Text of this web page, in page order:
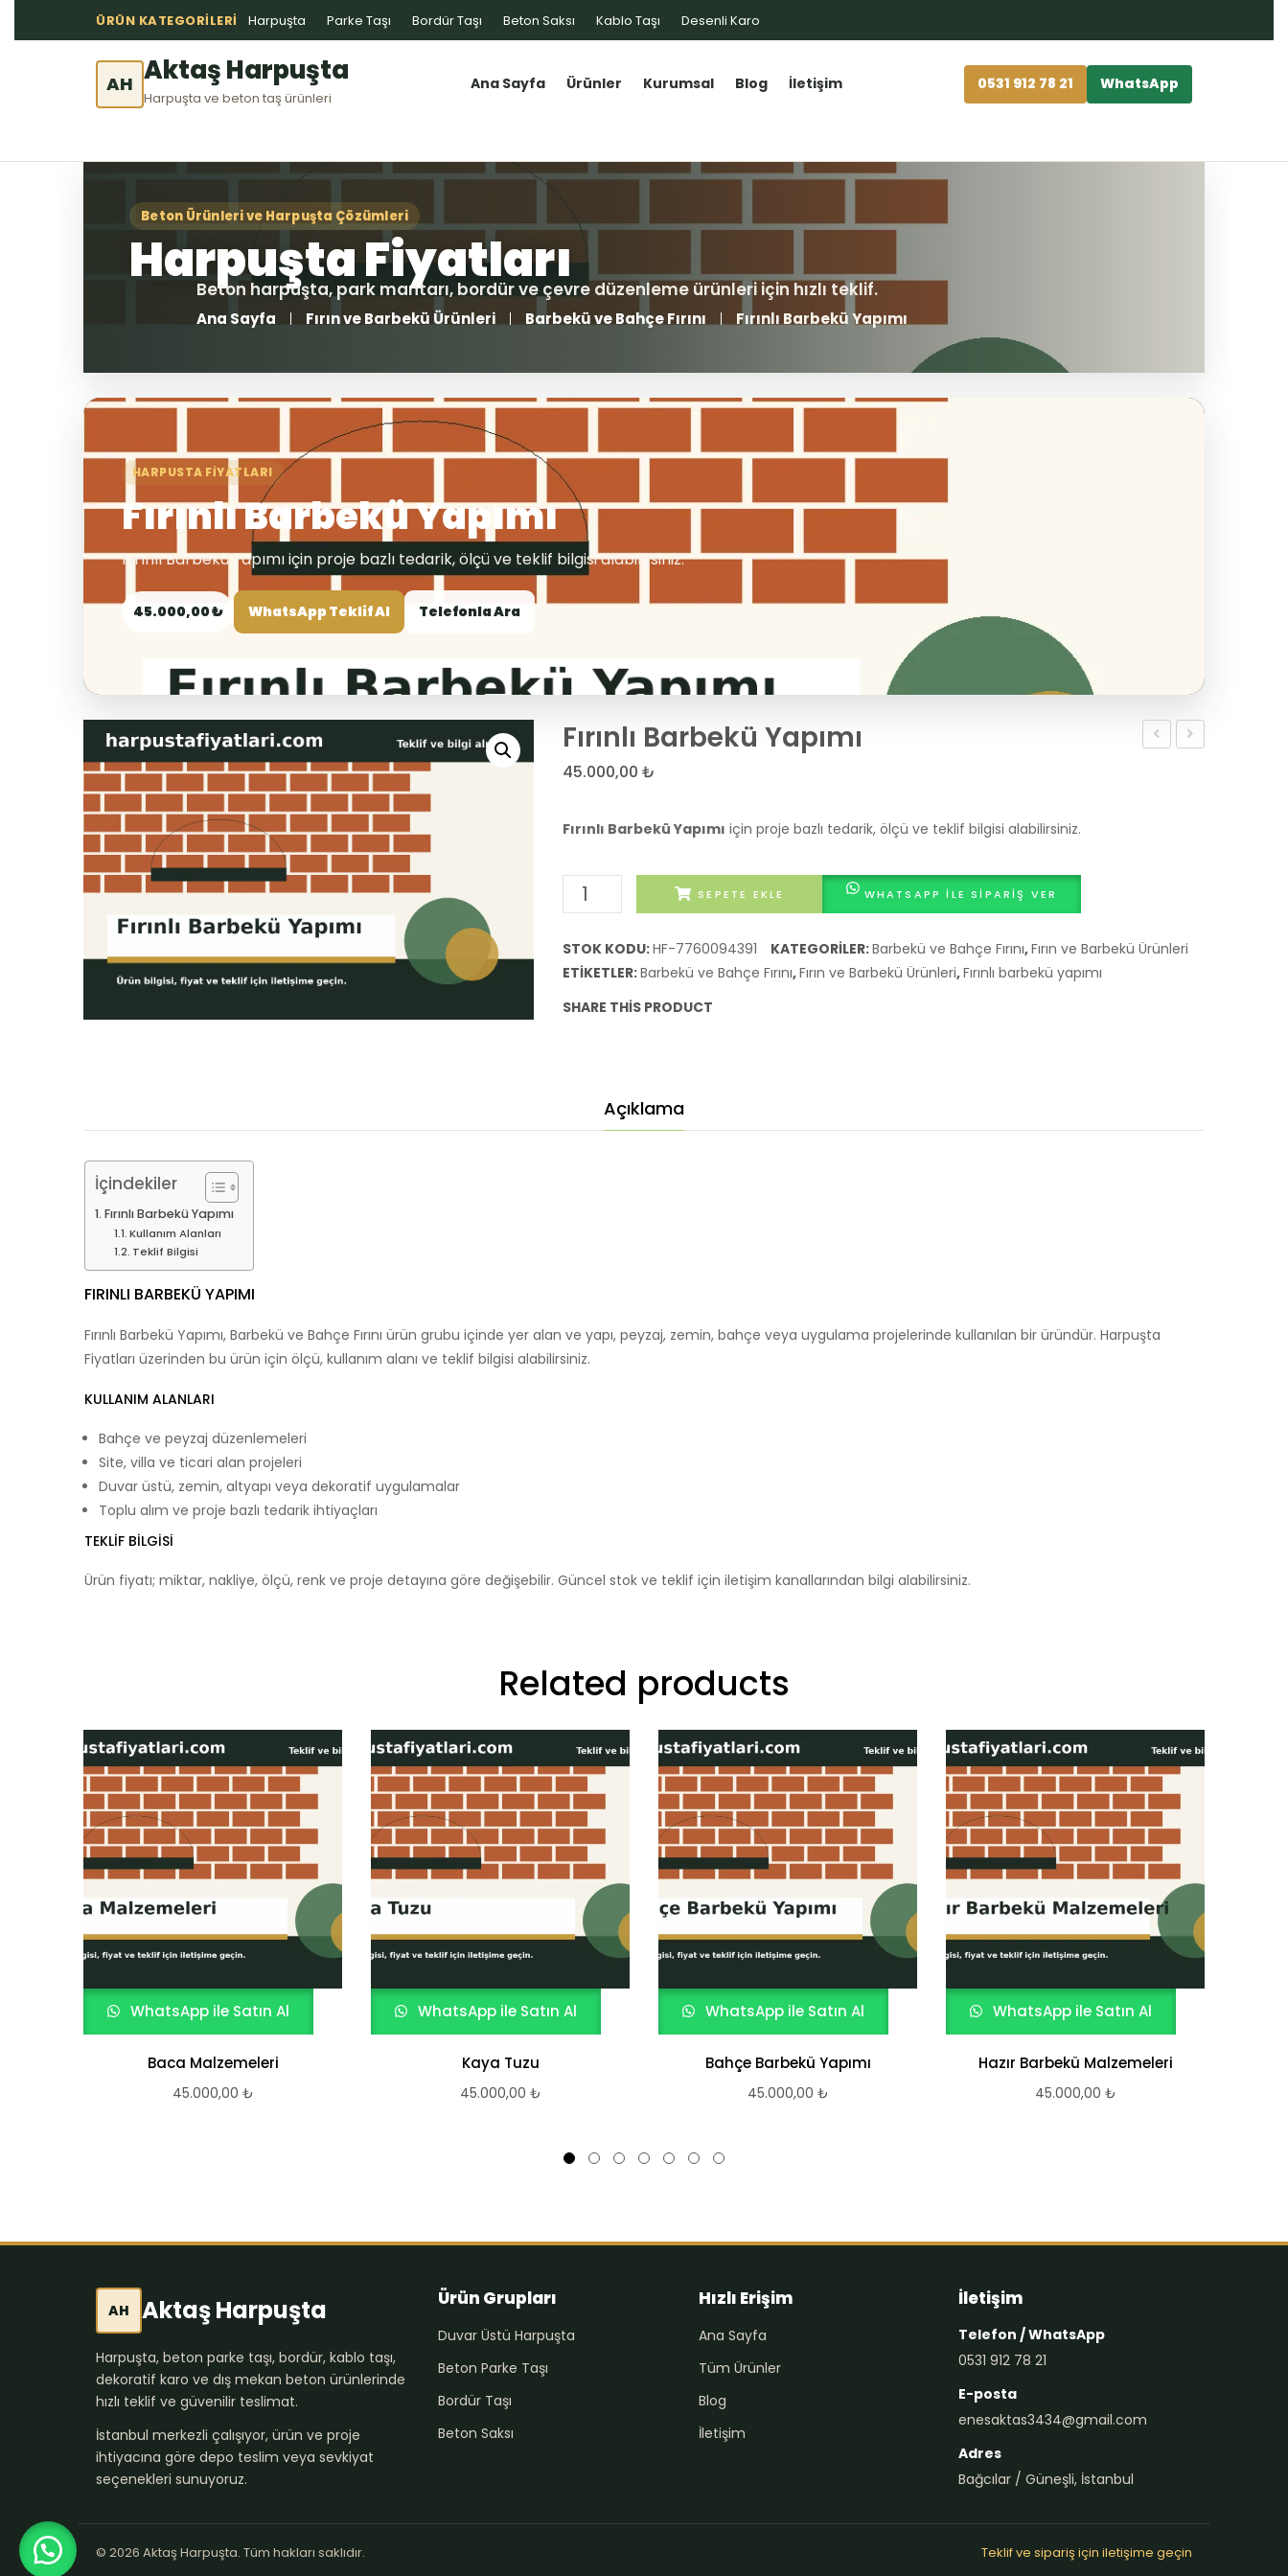
ÜRÜN KATEGORILERI Harpuşta Parke Taşı Bordür Taşı Beton Saksı Kablo Taşı Desenli Karo
AH Aktaş Harpuşta
Harpuşta ve beton taş ürünleri
Ana Sayfa Ürünler Kurumsal Blog İletişim 0531 912 78 21 WhatsApp
Ana Sayfa Fırın ve Barbekü Ürünleri Barbekü ve Bahçe Fırını Fırınlı Barbekü Yapımı
HARPUSTA FIYATLARI
Fırınlı Barbekü Yapımı
Fırınlı Barbekü Yapımı için proje bazlı tedarik, ölçü ve teklif bilgisi alabilirsiniz.
45.000,00 ₺ WhatsApp Teklif Al Telefonla Ara
Fırınlı Barbekü Yapımı
45.000,00 ₺
Fırınlı Barbekü Yapımı için proje bazlı tedarik, ölçü ve teklif bilgisi alabilirsiniz.
Fırınlı
Barbekü
adet
SEPETE EKLE WHATSAPP ILE SIPARIŞ VER
STOK KODU:HF-7760094391 KATEGORILER:Barbekü ve Bahçe Fırını,Fırın ve Barbekü Ürünleri
ETIKETLER:Barbekü ve Bahçe Fırını,Fırın ve Barbekü Ürünleri,Fırınlı barbekü yapımı
SHARE THIS PRODUCT
Açıklama
İçindekiler
Fırınlı Barbekü Yapımı
Kullanım Alanları
Teklif Bilgisi
FIRINLI BARBEKÜ YAPIMI
Fırınlı Barbekü Yapımı, Barbekü ve Bahçe Fırını ürün grubu içinde yer alan ve yapı, peyzaj, zemin, bahçe veya uygulama projelerinde kullanılan bir üründür. Harpuşta
Fiyatları üzerinden bu ürün için ölçü, kullanım alanı ve teklif bilgisi alabilirsiniz.
KULLANIM ALANLARI
Bahçe ve peyzaj düzenlemeleri
Site, villa ve ticari alan projeleri
Duvar üstü, zemin, altyapı veya dekoratif uygulamalar
Toplu alım ve proje bazlı tedarik ihtiyaçları
TEKLIF BILGISI
Ürün fiyatı; miktar, nakliye, ölçü, renk ve proje detayına göre değişebilir. Güncel stok ve teklif için iletişim kanallarından bilgi alabilirsiniz.
Related products
WhatsApp ile Satın Al
Baca Malzemeleri
45.000,00 ₺
WhatsApp ile Satın Al
Kaya Tuzu
45.000,00 ₺
WhatsApp ile Satın Al
Bahçe Barbekü Yapımı
45.000,00 ₺
WhatsApp ile Satın Al
Hazır Barbekü Malzemeleri
45.000,00 ₺
AH Aktaş Harpuşta
Harpuşta, beton parke taşı, bordür, kablo taşı,
dekoratif karo ve dış mekan beton ürünlerinde
hızlı teklif ve güvenilir teslimat.
İstanbul merkezli çalışıyor, ürün ve proje
ihtiyacına göre depo teslim veya sevkiyat
seçenekleri sunuyoruz.
Ürün Grupları
Duvar Üstü Harpuşta
Beton Parke Taşı
Bordür Taşı
Beton Saksı
Hızlı Erişim
Ana Sayfa
Tüm Ürünler
Blog
İletişim
İletişim
Telefon / WhatsApp
0531 912 78 21
E-posta
enesaktas3434@gmail.com
Adres
Bağcılar / Güneşli, İstanbul
© 2026 Aktaş Harpuşta. Tüm hakları saklıdır. Teklif ve sipariş için iletişime geçin